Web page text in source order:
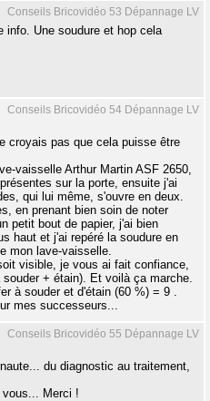
Conseils Bricovidéo 53 Dépannage LV
info. Une soudure et hop cela
Conseils Bricovidéo 54 Dépannage LV
croyais pas que cela puisse être
vaisselle Arthur Martin ASF 2650,
sur la porte, ensuite j'ai
qui lui même, s'ouvre en deux.
en prenant bien soin de noter
petit bout de papier, j'ai bien
haut et j'ai repéré la soudure en
mon lave-vaisselle.
visible, je vous ai fait confiance,
+ étain). Et voilà ça marche.
à souder et d'étain (60 %) = 9 .
mes successeurs...
Conseils Bricovidéo 55 Dépannage LV
du diagnostic au traitement,
vous... Merci !